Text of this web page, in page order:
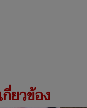
ยวข้อง